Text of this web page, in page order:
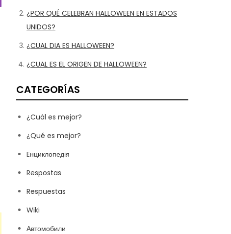
¿POR QUÉ CELEBRAN HALLOWEEN EN ESTADOS
UNIDOS?
¿CUAL DIA ES HALLOWEEN?
¿CUAL ES EL ORIGEN DE HALLOWEEN?
CATEGORÍAS
¿Cuál es mejor?
¿Qué es mejor?
Eнциклопедія
Respostas
Respuestas
Wiki
Автомобили